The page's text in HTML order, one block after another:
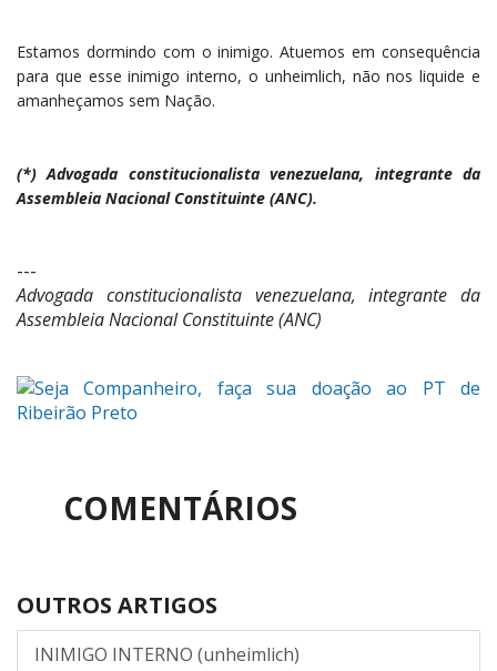
Estamos dormindo com o inimigo. Atuemos em consequência
para que esse inimigo interno, o unheimlich, não nos liquide e
amanheçamos sem Nação.
(*) Advogada constitucionalista venezuelana, integrante da
Assembleia Nacional Constituinte (ANC).
---
Advogada constitucionalista venezuelana, integrante da
Assembleia Nacional Constituinte (ANC)
COMENTÁRIOS
OUTROS ARTIGOS
INIMIGO INTERNO (unheimlich)